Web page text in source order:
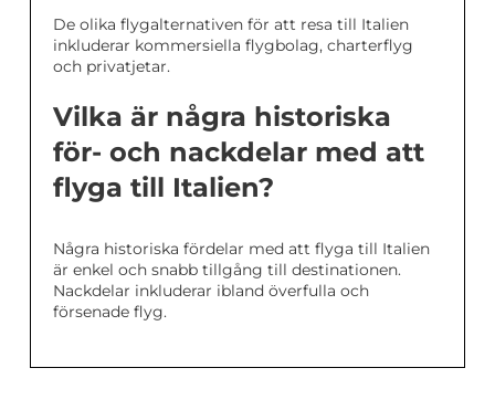
De olika flygalternativen för att resa till Italien
inkluderar kommersiella flygbolag, charterflyg
och privatjetar.
Vilka är några historiska
för- och nackdelar med att
flyga till Italien?
Några historiska fördelar med att flyga till Italien
är enkel och snabb tillgång till destinationen.
Nackdelar inkluderar ibland överfulla och
försenade flyg.